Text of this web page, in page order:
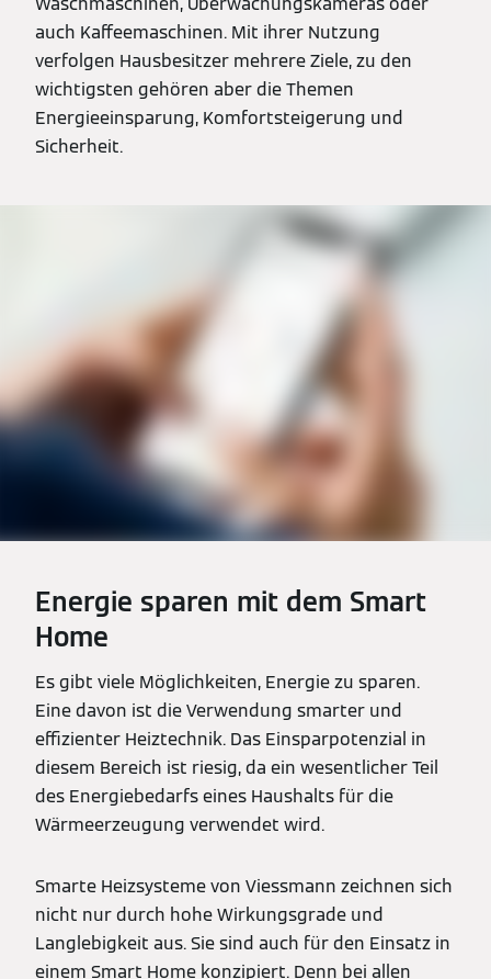
auch Kaffeemaschinen. Mit ihrer Nutzung
verfolgen Hausbesitzer mehrere Ziele, zu den
wichtigsten gehören aber die Themen
Energieeinsparung, Komfortsteigerung und
Sicherheit.
Energie sparen mit dem Smart
Home
Es gibt viele Möglichkeiten, Energie zu sparen.
Eine davon ist die Verwendung smarter und
effizienter Heiztechnik. Das Einsparpotenzial in
diesem Bereich ist riesig, da ein wesentlicher Teil
des Energiebedarfs eines Haushalts für die
Wärmeerzeugung verwendet wird.
Smarte Heizsysteme von Viessmann zeichnen sich
nicht nur durch hohe Wirkungsgrade und
Langlebigkeit aus. Sie sind auch für den Einsatz in
einem Smart Home konzipiert. Denn bei allen